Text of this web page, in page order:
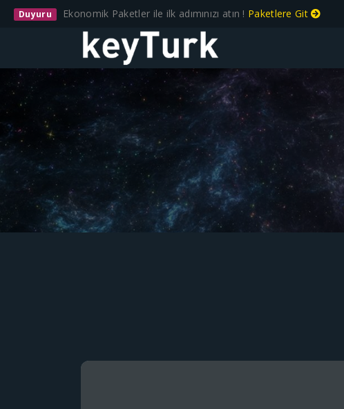
Duyuru Ekonomik Paketler ile ilk adımınızı atın ! Paketlere Git